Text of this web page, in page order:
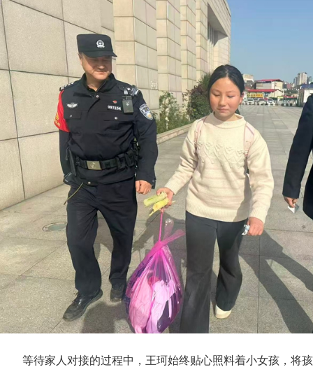
等待家人对接的过程中，王珂始终贴心照料着小女孩，将